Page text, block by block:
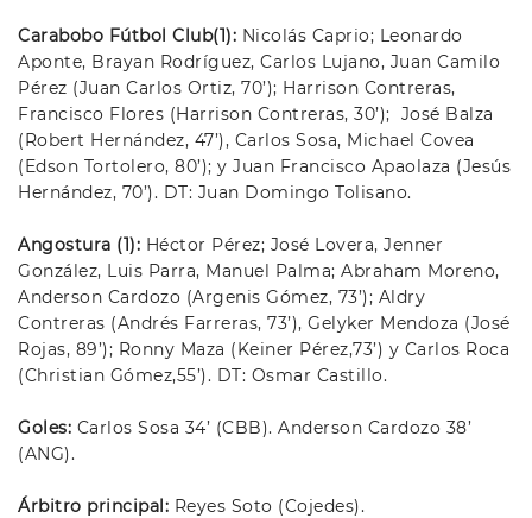
Carabobo Fútbol Club(1): Nicolás Caprio; Leonardo
Aponte, Brayan Rodríguez, Carlos Lujano, Juan Camilo
Pérez (Juan Carlos Ortiz, 70’); Harrison Contreras,
Francisco Flores (Harrison Contreras, 30’); José Balza
(Robert Hernández, 47’), Carlos Sosa, Michael Covea
(Edson Tortolero, 80’); y Juan Francisco Apaolaza (Jesús
Hernández, 70’). DT: Juan Domingo Tolisano.
Angostura (1): Héctor Pérez; José Lovera, Jenner
González, Luis Parra, Manuel Palma; Abraham Moreno,
Anderson Cardozo (Argenis Gómez, 73’); Aldry
Contreras (Andrés Farreras, 73’), Gelyker Mendoza (José
Rojas, 89’); Ronny Maza (Keiner Pérez,73’) y Carlos Roca
(Christian Gómez,55’). DT: Osmar Castillo.
Goles: Carlos Sosa 34’ (CBB). Anderson Cardozo 38’
(ANG).
Árbitro principal: Reyes Soto (Cojedes).